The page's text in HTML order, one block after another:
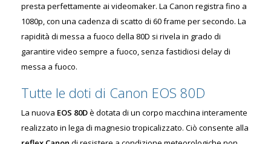
presta perfettamente ai videomaker. La Canon registra fino a
1080p, con una cadenza di scatto di 60 frame per secondo. La
rapidità di messa a fuoco della 80D si rivela in grado di
garantire video sempre a fuoco, senza fastidiosi delay di
messa a fuoco.
Tutte le doti di Canon EOS 80D
La nuova EOS 80Dè dotata di un corpo macchina interamente
realizzato in lega di magnesio tropicalizzato. Ciò consente alla